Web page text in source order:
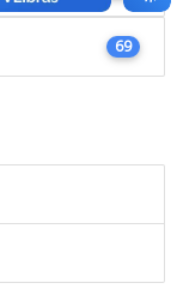
69